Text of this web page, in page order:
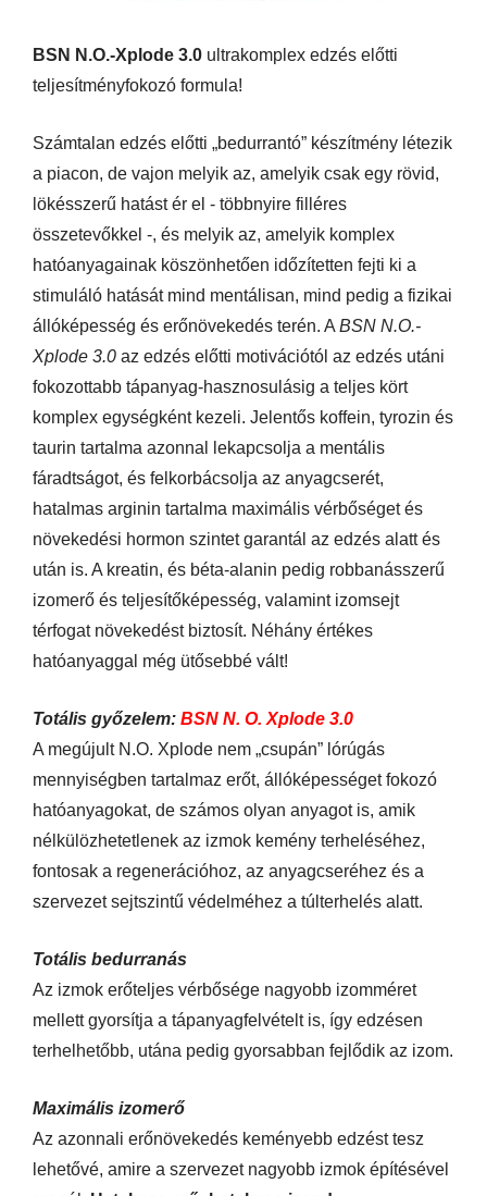
BSN N.O.-Xplode 3.0 ultrakomplex edzés előtti
teljesítményfokozó formula!
Számtalan edzés előtti „bedurrantó” készítmény létezik
a piacon, de vajon melyik az, amelyik csak egy rövid,
lökésszerű hatást ér el - többnyire filléres
összetevőkkel -, és melyik az, amelyik komplex
hatóanyagainak köszönhetően időzítetten fejti ki a
stimuláló hatását mind mentálisan, mind pedig a fizikai
állóképesség és erőnövekedés terén. A BSN N.O.-
Xplode 3.0 az edzés előtti motivációtól az edzés utáni
fokozottabb tápanyag-hasznosulásig a teljes kört
komplex egységként kezeli. Jelentős koffein, tyrozin és
taurin tartalma azonnal lekapcsolja a mentális
fáradtságot, és felkorbácsolja az anyagcserét,
hatalmas arginin tartalma maximális vérbőséget és
növekedési hormon szintet garantál az edzés alatt és
után is. A kreatin, és béta-alanin pedig robbanásszerű
izomerő és teljesítőképesség, valamint izomsejt
térfogat növekedést biztosít. Néhány értékes
hatóanyaggal még ütősebbé vált!
Totális győzelem: BSN N. O. Xplode 3.0
A megújult N.O. Xplode nem „csupán” lórúgás
mennyiségben tartalmaz erőt, állóképességet fokozó
hatóanyagokat, de számos olyan anyagot is, amik
nélkülözhetetlenek az izmok kemény terheléséhez,
fontosak a regenerációhoz, az anyagcseréhez és a
szervezet sejtszintű védelméhez a túlterhelés alatt.
Totális bedurranás
Az izmok erőteljes vérbősége nagyobb izomméret
mellett gyorsítja a tápanyagfelvételt is, így edzésen
terhelhetőbb, utána pedig gyorsabban fejlődik az izom.
Maximális izomerő
Az azonnali erőnövekedés keményebb edzést tesz
lehetővé, amire a szervezet nagyobb izmok építésével